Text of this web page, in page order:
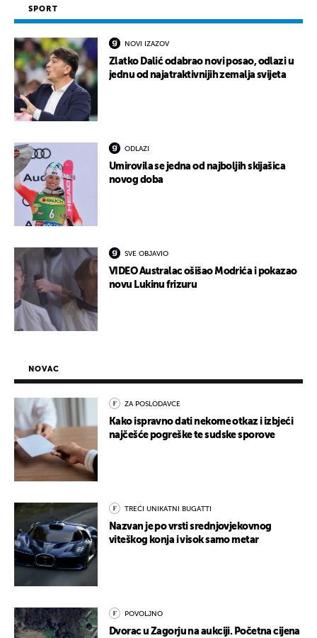
SPORT
NOVI IZAZOV
Zlatko Dalić odabrao novi posao, odlazi u
jednu od najatraktivnijih zemalja svijeta
ODLAZI
Umirovila se jedna od najboljih skijašica
novog doba
SVE OBJAVIO
VIDEO Australac ošišao Modrića i pokazao
novu Lukinu frizuru
NOVAC
ZA POSLODAVCE
Kako ispravno dati nekome otkaz i izbjeći
najčešće pogreške te sudske sporove
TREĆI UNIKATNI BUGATTI
Nazvan je po vrsti srednjovjekovnog
viteškog konja i visok samo metar
POVOLJNO
Dvorac u Zagorju na aukciji. Početna cijena